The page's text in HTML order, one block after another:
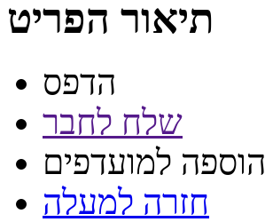
תיאור הפריט
הדפס
שלח לחבר
הוספה למועדפים
חזרה למעלה